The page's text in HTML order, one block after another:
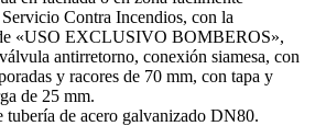
Contra Incendios, con la
«USO EXCLUSIVO BOMBEROS»,
antirretorno, conexión siamesa, con
y racores de 70 mm, con tapa y
de 25 mm.
tubería de acero galvanizado DN80.